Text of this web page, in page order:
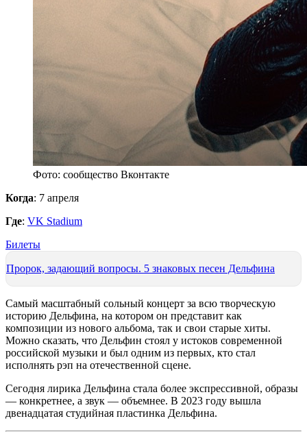
Фото: сообщество Вконтакте
Когда: 7 апреля
Где: VK Stadium
Билеты
Пророк, задающий вопросы. 5 знаковых песен Дельфина
Самый масштабный сольный концерт за всю творческую
историю Дельфина, на котором он представит как
композиции из нового альбома, так и свои старые хиты.
Можно сказать, что Дельфин стоял у истоков современной
российской музыки и был одним из первых, кто стал
исполнять рэп на отечественной сцене.
Сегодня лирика Дельфина стала более экспрессивной, образы
— конкретнее, а звук — объемнее. В 2023 году вышла
двенадцатая студийная пластинка Дельфина.